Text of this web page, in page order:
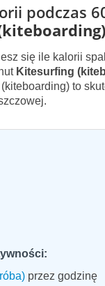
podczas
się ile kalorii
Kitesurfing
to
przez godzinę